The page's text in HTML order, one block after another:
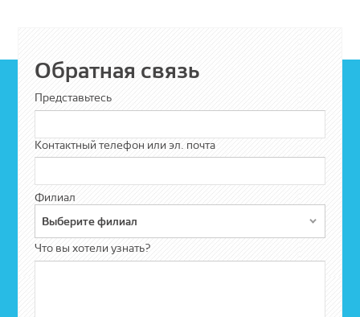
Обратная связь
Представьтесь
Контактный телефон или эл. почта
Филиал
Выберите филиал
Что вы хотели узнать?